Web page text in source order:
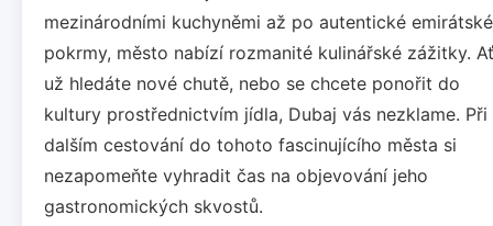
mezinárodními kuchyněmi až po autentické emirátské
pokrmy, město nabízí rozmanité kulinářské zážitky. Ať
už hledáte nové chutě, nebo se chcete ponořit do
kultury prostřednictvím jídla, Dubaj vás nezklame. Při
dalším cestování do tohoto fascinujícího města si
nezapomeňte vyhradit čas na objevování jeho
gastronomických skvostů.